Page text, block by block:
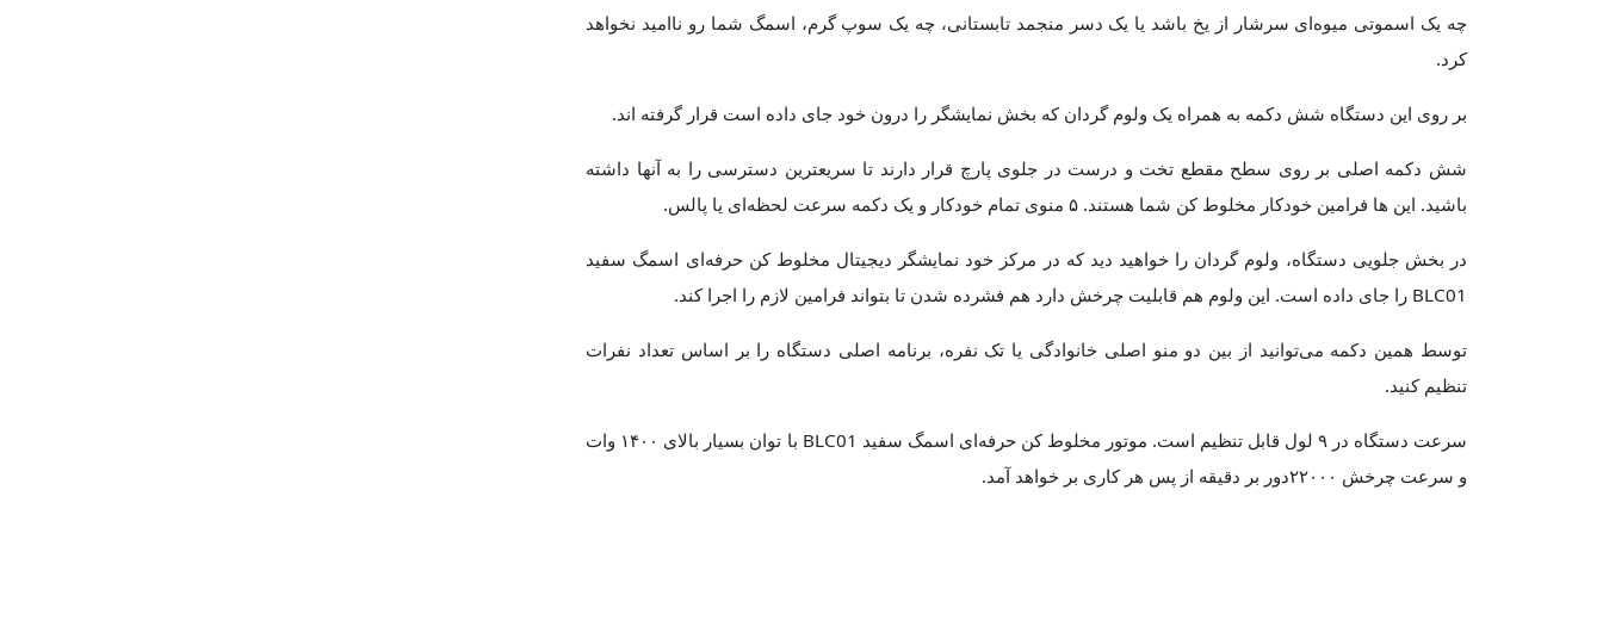
چه یک اسموتی میوه‌ای سرشار از یخ باشد یا یک دسر منجمد تابستانی، چه یک سوپ گرم، اسمگ شما رو ناامید نخواهد
کرد.
بر روی این دستگاه شش دکمه به همراه یک ولوم گردان که بخش نمایشگر را درون خود جای داده است قرار گرفته اند.
شش دکمه اصلی بر روی سطح مقطع تخت و درست در جلوی پارچ قرار دارند تا سریعترین دسترسی را به آنها داشته
باشید. این ها فرامین خودکار مخلوط‌ کن شما هستند. ۵ منوی تمام خودکار و یک دکمه سرعت لحظه‌ای یا پالس.
در بخش جلویی دستگاه، ولوم گردان را خواهید دید که در مرکز خود نمایشگر دیجیتال مخلوط کن حرفه‌ای اسمگ سفید
BLC01 را جای داده است. این ولوم هم قابلیت چرخش دارد هم فشرده شدن تا بتواند فرامین لازم را اجرا کند.
توسط همین دکمه می‌توانید از بین دو منو اصلی خانوادگی یا تک نفره، برنامه اصلی دستگاه را بر اساس تعداد نفرات
تنظیم کنید.
سرعت دستگاه در ۹ لول قابل تنظیم است. موتور مخلوط کن حرفه‌ای اسمگ سفید BLC01 با توان بسیار بالای ۱۴۰۰ وات
و سرعت چرخش ۲۲۰۰۰دور بر دقیقه از پس هر کاری بر خواهد آمد.